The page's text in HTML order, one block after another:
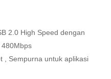
2.0 High Speed dengan
, Sempurna untuk aplikasi